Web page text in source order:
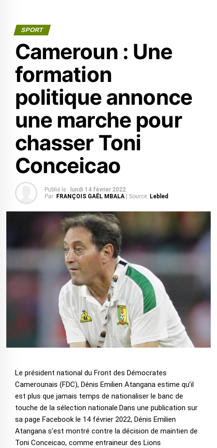
SPORT
Cameroun : Une
formation
politique annonce
une marche pour
chasser Toni
Conceicao
Publié le : lundi 14 février 2022
Par: FRANÇOIS GAËL MBALA | Source: Lebled
Le président national du Front des Démocrates
Camerounais (FDC), Dénis Emilien Atangana estime qu’il
est plus que jamais temps de nationaliser le banc de
touche de la sélection nationale.Dans une publication sur
sa page Facebook le 14 février 2022, Dénis Emilien
Atangana s’est montré contre la décision de maintien de
Toni Conceicao, comme entraineur des Lions